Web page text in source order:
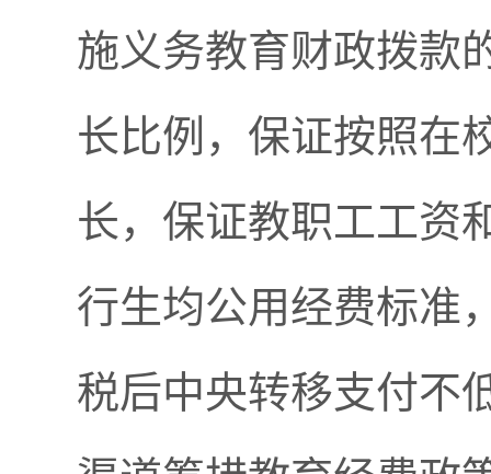
施义务教育财政拨款
长比例，保证按照在
长，保证教职工工资
行生均公用经费标准
税后中央转移支付不